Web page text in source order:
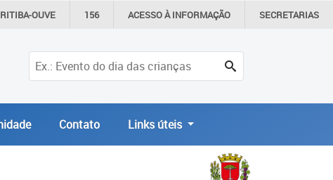
OUVE 156 ACESSO ÀINFORMAÇÃO SECRETARIAS
Contato Links úteis